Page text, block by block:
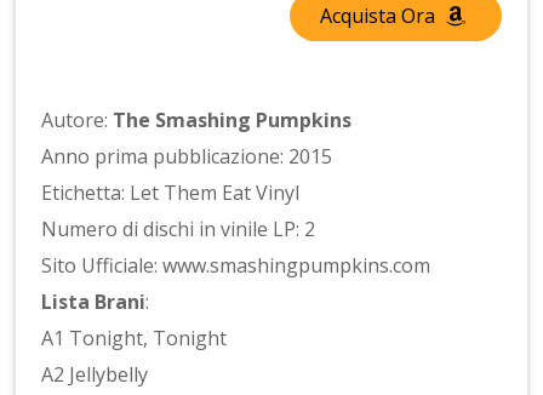
Acquista Ora
Autore: The Smashing Pumpkins
Anno prima pubblicazione: 2015
Etichetta: Let Them Eat Vinyl
Numero di dischi in vinile LP: 2
Sito Ufficiale: www.smashingpumpkins.com
Lista Brani:
A1 Tonight, Tonight
A2 Jellybelly